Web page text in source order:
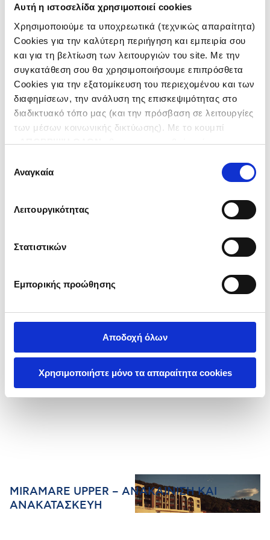
Αυτή η ιστοσελίδα χρησιμοποιεί cookies
Χρησιμοποιούμε τα υποχρεωτικά (τεχνικώς απαραίτητα)
Cookies για την καλύτερη περιήγηση και εμπειρία σου
και για τη βελτίωση των λειτουργιών του site. Με την
συγκατάθεση σου θα χρησιμοποιήσουμε επιπρόσθετα
Cookies για την εξατομίκευση του περιεχομένου και των
διαφημίσεων, την ανάλυση της επισκεψιμότητας στο
διαδικτυακό τόπο μας (και την πρόσβαση σε λειτουργίες
των μέσων κοινωνικής δικτύωσης). Με το κουμπί
«ΑΠΟΡΡΙΨΗ ΟΛΩΝ» θα ενεργοποιηθούν μόνο τα
το κουμπί «
» θα ενεργοποιηθούν όλες
Πολιτική
και τους διαφορετικούς τύπους Cookies και
τροποποίησε τις προτιμήσεις σου (εκτός από τα
Cookies».
συγκατάθεσης
Αναγκαία
Λειτουργικότητας
Στατιστικών
Εμπορικής προώθησης
Αποδοχή όλων
Χρησιμοποιήστε μόνο τα απαραίτητα cookies
ΦΡΑΓΚΟΚΚΛΗΣΙΑ Α.Ε.
MIRAMARE UPPER – ΑΝΑΚΑΙΝΙΣΗ ΚΑΙ
ΑΝΑΚΑΤΑΣΚΕΥΗ